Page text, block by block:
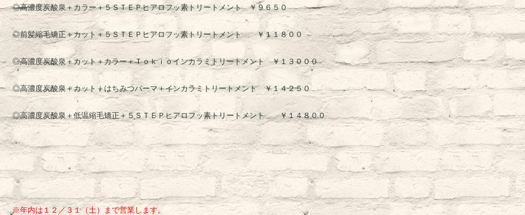
◎高濃度炭酸泉＋カラー＋５ＳＴＥＰヒアロフッ素トリートメント ￥９６５０
◎前髪縮毛矯正＋カット＋５ＳＴＥＰヒアロフッ素トリートメント ￥１１８００
◎高濃度炭酸泉＋カット＋カラー＋Ｔｏｋｉｏインカラミトリートメント ￥１３０００
◎高濃度炭酸泉＋カット＋はちみつパーマ＋インカラミトリートメント ￥１４２５０
◎高濃度炭酸泉＋低温縮毛矯正＋５ＳＴＥＰヒアロフッ素トリートメント ￥１４８００
※年内は１２／３１（土）まで営業します。